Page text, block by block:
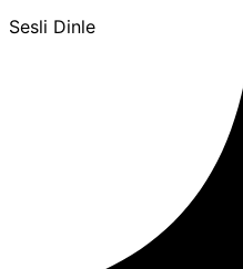
Sesli Dinle